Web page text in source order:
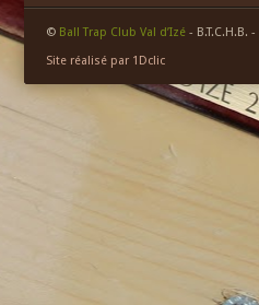
© Ball Trap Club Val d’Izé - B.T.C.H.B. -
Site réalisé par 1Dclic